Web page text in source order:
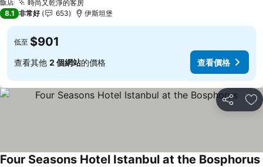
飯店 時尚又乾淨的客房
8.1 非常好 653 伊斯坦堡
低至 $901
查看其他 2 個網站的價格 查看價格
分享 加
Four Seasons Hotel Istanbul at the Bosphorus